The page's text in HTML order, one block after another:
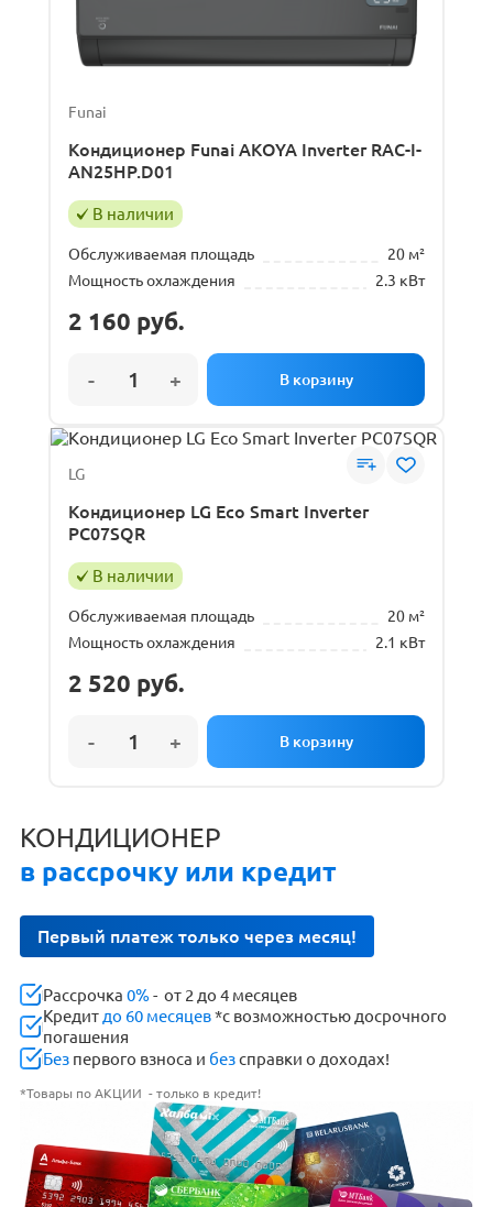
Funai
Кондиционер Funai AKOYA Inverter RAC-I-
AN25HP.D01
В наличии
Обслуживаемая площадь
20 м²
Мощность охлаждения
2.3 кВт
2 160 руб.
LG
Кондиционер LG Eco Smart Inverter
PC07SQR
В наличии
Обслуживаемая площадь
20 м²
Мощность охлаждения
2.1 кВт
2 520 руб.
КОНДИЦИОНЕР
в рассрочку или кредит
Первый платеж только через месяц!
Рассрочка0% - от 2 до 4 месяцев
Кредит до 60 месяцев*с возможностью досрочного
погашения
Без первого взноса и безсправки о доходах!
*Товары по АКЦИИ - только в кредит!